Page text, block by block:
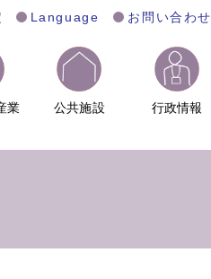
Language お問い合わせ
業 公共施設 行政情報